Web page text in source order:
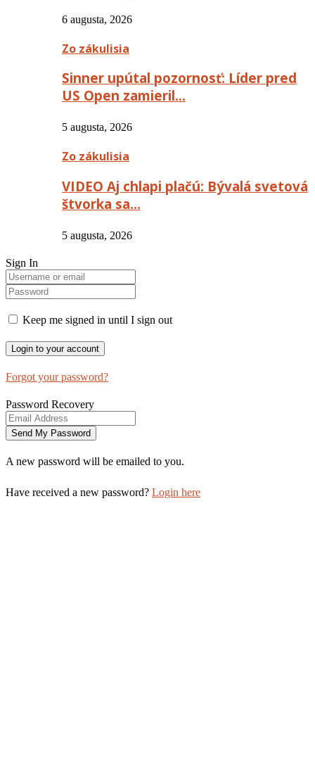
6 augusta, 2026
Zo zákulisia
Sinner upútal pozornosť: Líder pred
US Open zamieril…
5 augusta, 2026
Zo zákulisia
VIDEO Aj chlapi plačú: Bývalá svetová
štvorka sa…
5 augusta, 2026
Sign In
Keep me signed in until I sign out
Forgot your password?
Password Recovery
A new password will be emailed to you.
Have received a new password? Login here